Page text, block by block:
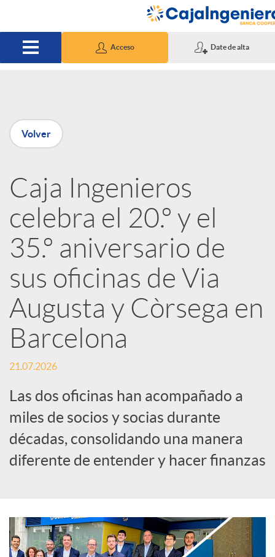
Acceso Date de alta
P
u
b
l
i
c
a
d
o
r
e
Volver
Caja Ingenieros
celebra el 20.º y el
35.º aniversario de
sus oficinas de Via
Augusta y Còrsega en
Barcelona
21.07.2026
Las dos oficinas han acompañado a
miles de socios y socias durante
décadas, consolidando una manera
diferente de entender y hacer finanzas